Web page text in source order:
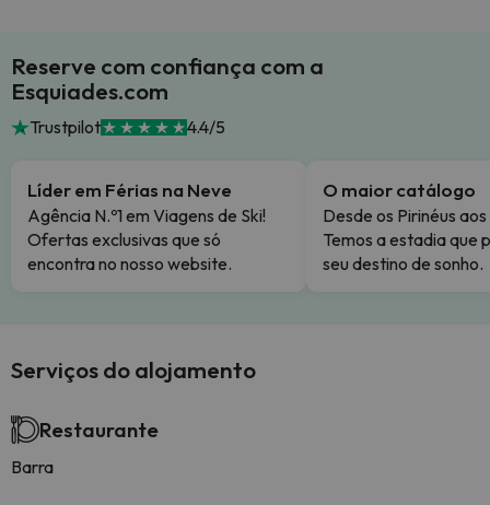
Reserve com confiança com a
Esquiades.com
Trustpilot 4.4/5
Líder em Férias na Neve
Agência N.º1 em Viagens de Ski!
Ofertas exclusivas que só
encontra no nosso website.
O maior catálogo
Desde os Pirinéus
Temos a estadia que
seu destino de sonho.
Serviços do alojamento
Restaurante
Barra